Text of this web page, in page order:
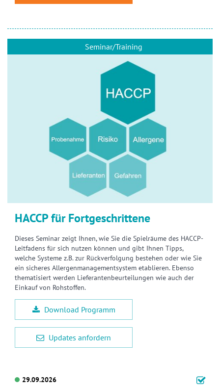
Seminar/Training
HACCP für Fortgeschrittene
Dieses Seminar zeigt Ihnen, wie Sie die Spielräume des HACCP-
Leitfadens für sich nutzen können und gibt Ihnen Tipps,
welche Systeme z.B. zur Rückverfolgung bestehen oder wie Sie
ein sicheres Allergenmanagementsystem etablieren. Ebenso
thematisiert werden Lieferantenbeurteilungen wie auch der
Einkauf von Rohstoffen.
Download Programm
Updates anfordern
29.09.2026